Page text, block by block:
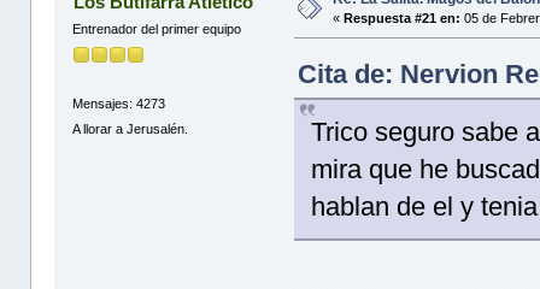
Entrenador del primer equipo
Mensajes: 4273
A llorar a Jerusalén.
« Respuesta #21 en: 05 de
Cita de: Nervion
Trico seguro sabe
mira que he
hablan de el y